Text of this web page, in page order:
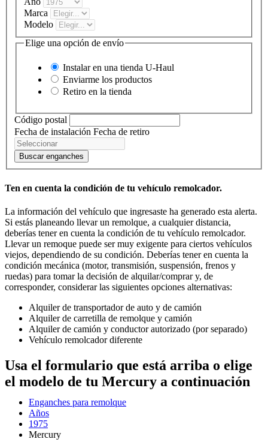
Marca
Modelo
Elige una opción de envío
Instalar en una tienda U-Haul
Enviarme los productos
Retiro en la tienda
Código postal
Fecha de instalación Fecha de retiro
Buscar enganches
Ten en cuenta la condición de tu vehículo remolcador.
La información del vehículo que ingresaste ha generado esta alerta.
Si estás planeando llevar un remolque, a cualquier distancia,
deberías tener en cuenta la condición de tu vehículo remolcador.
Llevar un remoque puede ser muy exigente para ciertos vehículos
viejos, dependiendo de su condición. Deberías tener en cuenta la
condición mecánica (motor, transmisión, suspensión, frenos y
ruedas) para tomar la decisión de alquilar/comprar y, de
corresponder, considerar las siguientes opciones alternativas:
Alquiler de transportador de auto y de camión
Alquiler de carretilla de remolque y camión
Alquiler de camión y conductor autorizado (por separado)
Vehículo remolcador diferente
Usa el formulario que está arriba o elige
el modelo de tu Mercury a continuación
Enganches para remolque
Años
1975
Mercury